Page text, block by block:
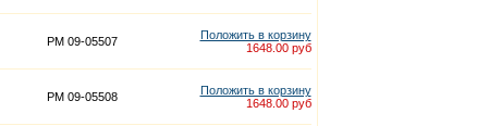
PM 09-05507
Положить в корзину
1648.00 руб
PM 09-05508
Положить в корзину
1648.00 руб